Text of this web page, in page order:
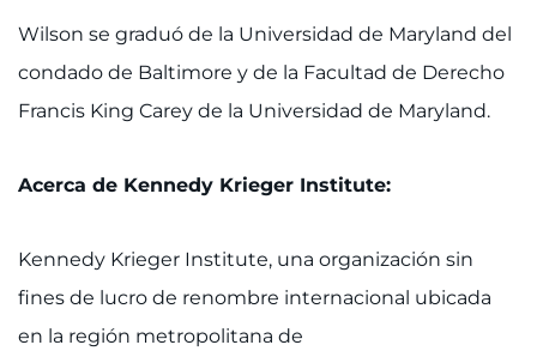
Wilson se graduó de la Universidad de Maryland del
condado de Baltimore y de la Facultad de Derecho
Francis King Carey de la Universidad de Maryland.
Acerca de Kennedy Krieger Institute:
Kennedy Krieger Institute, una organización sin
fines de lucro de renombre internacional ubicada
en la región metropolitana de